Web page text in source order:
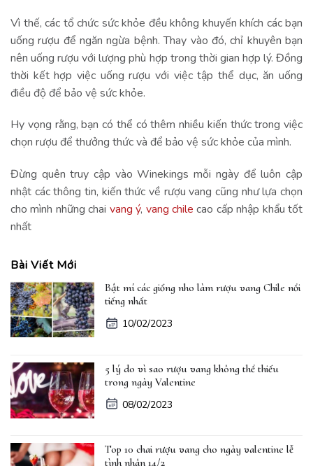
Vì thế, các tổ chức sức khỏe đều không khuyến khích các bạn
uống rượu để ngăn ngừa bệnh. Thay vào đó, chỉ khuyên bạn
nên uống rượu với lượng phù hợp trong thời gian hợp lý. Đồng
thời kết hợp việc uống rượu với việc tập thể dục, ăn uống
điều độ để bảo vệ sức khỏe.
Hy vọng rằng, bạn có thể có thêm nhiều kiến thức trong việc
chọn rượu để thưởng thức và để bảo vệ sức khỏe của mình.
Đừng quên truy cập vào Winekings mỗi ngày để luôn cập
nhật các thông tin, kiến thức về rượu vang cũng như lựa chọn
cho mình những chai vang ý, vang chile cao cấp nhập khẩu tốt
nhất
Bài Viết Mới
Bật mí các giống nho làm rượu vang Chile nổi
tiếng nhất
10/02/2023
5 lý do vì sao rượu vang không thể thiếu
trong ngày Valentine
08/02/2023
Top 10 chai rượu vang cho ngày valentine lễ
tình nhân 14/2